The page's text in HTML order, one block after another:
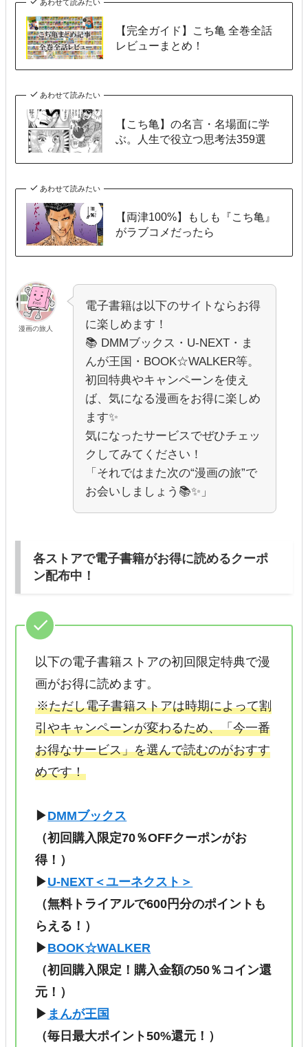
あわせて読みたい
【完全ガイド】こち亀 全巻全話
レビューまとめ！
あわせて読みたい
【こち亀】の名言・名場面に学
ぶ。人生で役立つ思考法359選
あわせて読みたい
【両津100%】もしも『こち亀』
がラブコメだったら
漫画の旅人
電子書籍は以下のサイトならお得
に楽しめます！
📚 DMMブックス・U-NEXT・ま
んが王国・BOOK☆WALKER等。
初回特典やキャンペーンを使え
ば、気になる漫画をお得に楽しめ
ます✨
気になったサービスでぜひチェッ
クしてみてください！
「それではまた次の“漫画の旅”で
お会いしましょう📚✨」
各ストアで電子書籍がお得に読めるクーポ
ン配布中！
以下の電子書籍ストアの初回限定特典で漫
画がお得に読めます。
※ただし電子書籍ストアは時期によって割
引やキャンペーンが変わるため、「今一番
お得なサービス」を選んで読むのがおすす
めです！
▶DMMブックス
（初回購入限定70％OFFクーポンがお
得！）
▶U-NEXT＜ユーネクスト＞
（無料トライアルで600円分のポイントも
らえる！）
▶BOOK☆WALKER
（初回購入限定！購入金額の50％コイン還
元！）
▶ まんが王国
（毎日最大ポイント50%還元！）